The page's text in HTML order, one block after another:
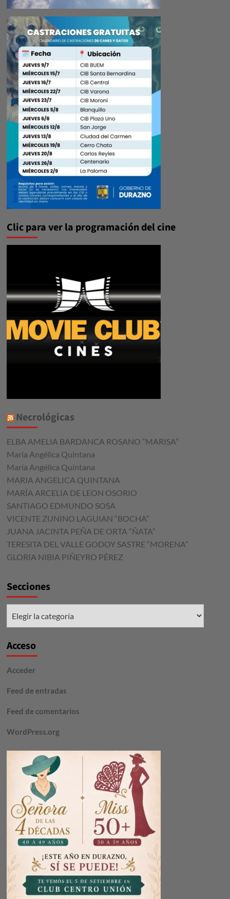
Clic para ver la programación del cine
Necrológicas
ELBA AMELIA BARDANCA ROSANO “MARISA”
María Angélica Quintana
María Angélica Quintana
MARIA ANGELICA QUINTANA
MARÍA ARCELIA DE LEON OSORIO
SANTIAGO EDMUNDO SOSA
VICENTE ZUNINO LAGUIAN “BOCHA”
JUANA JACINTA PEÑA DE ORTA “ÑATA”
TERESITA DEL VALLE GODOY SASTRE “MORENA”
GLORIA NIBIA PIÑEYRO PÉREZ
Secciones
Acceso
Acceder
Feed de entradas
Feed de comentarios
WordPress.org